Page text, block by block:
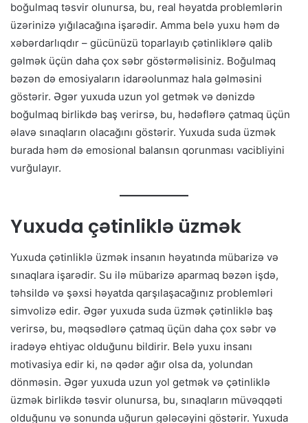
boğulmaq təsvir olunursa, bu, real həyatda problemlərin
üzərinizə yığılacağına işarədir. Amma belə yuxu həm də
xəbərdarlıqdır – gücünüzü toparlayıb çətinliklərə qalib
gəlmək üçün daha çox səbr göstərməlisiniz. Boğulmaq
bəzən də emosiyaların idarəolunmaz hala gəlməsini
göstərir. Əgər yuxuda uzun yol getmək və dənizdə
boğulmaq birlikdə baş verirsə, bu, hədəflərə çatmaq üçün
əlavə sınaqların olacağını göstərir. Yuxuda suda üzmək
burada həm də emosional balansın qorunması vacibliyini
vurğulayır.
Yuxuda çətinliklə üzmək
Yuxuda çətinliklə üzmək insanın həyatında mübarizə və
sınaqlara işarədir. Su ilə mübarizə aparmaq bəzən işdə,
təhsildə və şəxsi həyatda qarşılaşacağınız problemləri
simvolizə edir. Əgər yuxuda suda üzmək çətinliklə baş
verirsə, bu, məqsədlərə çatmaq üçün daha çox səbr və
iradəyə ehtiyac olduğunu bildirir. Belə yuxu insanı
motivasiya edir ki, nə qədər ağır olsa da, yolundan
dönməsin. Əgər yuxuda uzun yol getmək və çətinliklə
üzmək birlikdə təsvir olunursa, bu, sınaqların müvəqqəti
olduğunu və sonunda uğurun gələcəyini göstərir. Yuxuda